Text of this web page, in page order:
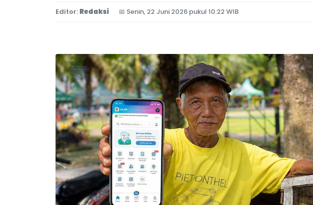
Editor: Redaksi 📅 Senin, 22 Juni 2026 pukul 10:22 WIB